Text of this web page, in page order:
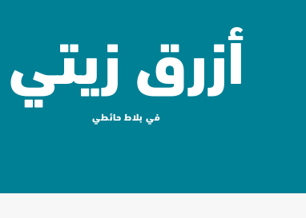
أزرق زيتي
في بلاط حائطي